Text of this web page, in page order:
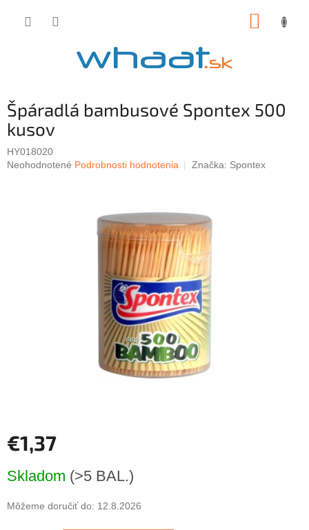
Špáradlá bambusové Spontex 500
kusov
HY018020
Priemerné
Neohodnotené Podrobnosti hodnotenia Značka: Spontex
€1,37
cena:
Skladom (>5 BAL.)
Môžeme doručiť do: 12.8.2026